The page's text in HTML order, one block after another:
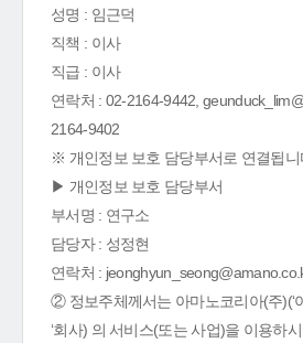
성명 : 임근덕
직책 : 이사
직급 : 이사
연락처 : 02-2164-9442,
2164-9402
※ 개인정보 보호 담당부서로 연결됩니
▶ 개인정보 보호 담당부서
부서명 : 연구소
담당자 : 성정현
연락처 :
② 정보주체께서는 아마노코리아(주)(‘
‘회사) 의 서비스(또는 사업)을 이용하